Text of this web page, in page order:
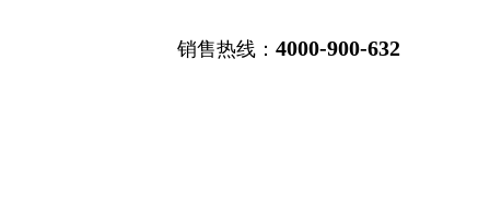
销售热线： 4000-900-632